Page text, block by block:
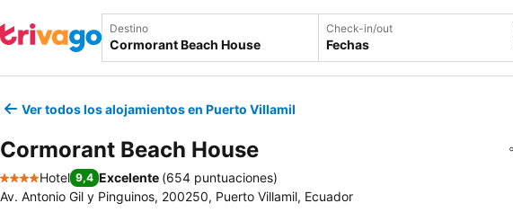
Destino Check-in/out
Fechas
Ver todos los alojamientos en Puerto Villamil
Cormorant Beach House
4 Estrellas
Hotel 9,4 Excelente (654 puntuaciones)
Av. Antonio Gil y Pinguinos, 200250, Puerto Villamil, Ecuador